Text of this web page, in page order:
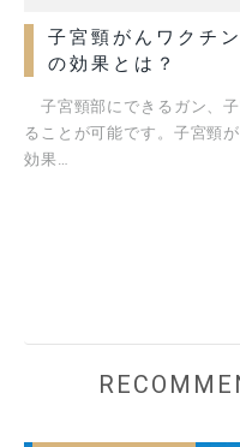
子宮頸がんワクチ
の効果とは？
子宮頸部にできるガン、
ることが可能です。子宮頸
効果…